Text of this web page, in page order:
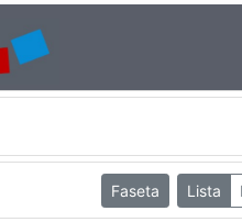
Faseta Lista